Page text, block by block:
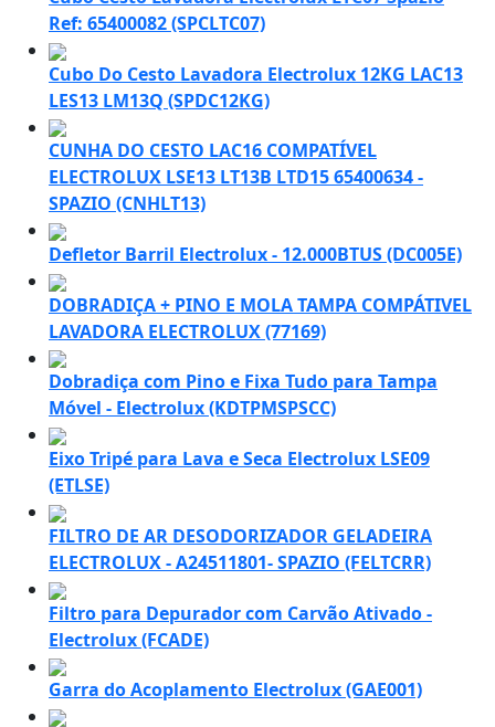
Ref: 65400082 (SPCLTC07)
Cubo Do Cesto Lavadora Electrolux 12KG LAC13
LES13 LM13Q (SPDC12KG)
CUNHA DO CESTO LAC16 COMPATÍVEL
ELECTROLUX LSE13 LT13B LTD15 65400634 -
SPAZIO (CNHLT13)
Defletor Barril Electrolux - 12.000BTUS (DC005E)
DOBRADIÇA + PINO E MOLA TAMPA COMPÁTIVEL
LAVADORA ELECTROLUX (77169)
Dobradiça com Pino e Fixa Tudo para Tampa
Móvel - Electrolux (KDTPMSPSCC)
Eixo Tripé para Lava e Seca Electrolux LSE09
(ETLSE)
FILTRO DE AR DESODORIZADOR GELADEIRA
ELECTROLUX - A24511801- SPAZIO (FELTCRR)
Filtro para Depurador com Carvão Ativado -
Electrolux (FCADE)
Garra do Acoplamento Electrolux (GAE001)